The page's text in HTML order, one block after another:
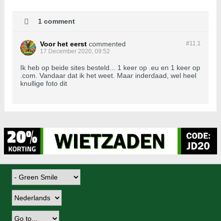
1 comment
#11.1
Voor het eerst commented
17 December 2020, 09:52
Ik heb op beide sites besteld... 1 keer op .eu en 1 keer op
.com. Vandaar dat ik het weet. Maar inderdaad, wel heel
knullige foto dit